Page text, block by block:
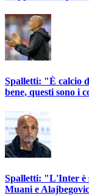
Spalletti: "È calcio
bene, questi sono i
Spalletti: "L'Inter è
Muani e